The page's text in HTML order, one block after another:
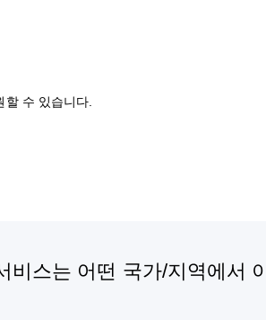
수 있습니다.
비스는 어떤 국가/지역에서